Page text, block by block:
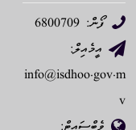
ފޯން: 6800709
އީމެއިލް:
info@isdhoo.gov.m
v